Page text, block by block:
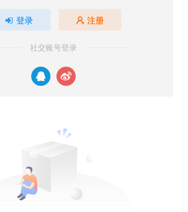
登录 注册
社交账号登录